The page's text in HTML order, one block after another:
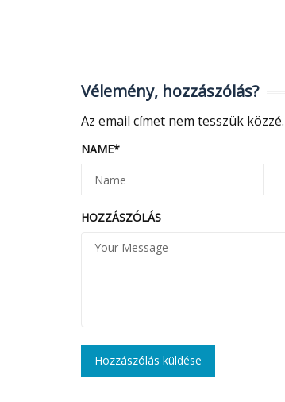
Vélemény, hozzászólás?
Az email címet nem tesszük közzé.
NAME*
HOZZÁSZÓLÁS